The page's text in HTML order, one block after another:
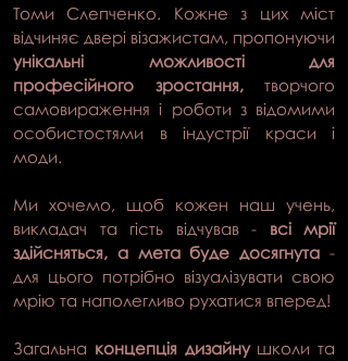
Томи Слепченко. Кожне з цих міст
відчиняє двері візажистам, пропонуючи
унікальні можливості для
професійного зростання,творчого
самовираження і роботи з відомими
особистостями в індустрії краси і
моди.
Ми хочемо, щоб кожен наш учень,
викладач та гість відчував - всі мрії
здійсняться, а мета буде досягнута -
для цього потрібно візуалізувати свою
мрію та наполегливо рухатися вперед!
Загальна концепція дизайну школи та